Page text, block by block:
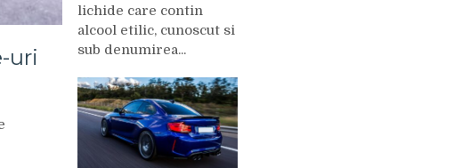
uri
lichide care contin
alcool etilic, cunoscut si
sub denumirea...